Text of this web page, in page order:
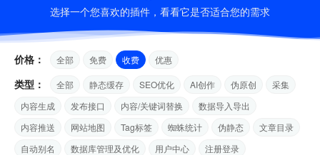
选择一个您喜欢的插件，看看它是否适合您的需求
价格： 全部 免费 收费 优惠
类型： 全部 静态缓存 SEO优化 AI创作 伪原创
采集
内容生成
发布接口 内容/关键词替换
数据导入导出
内容推送
网站地图 Tag标签 蜘蛛统计 伪静态
文章目录
自动别名
数据库管理及优化 用户中心
注册登录